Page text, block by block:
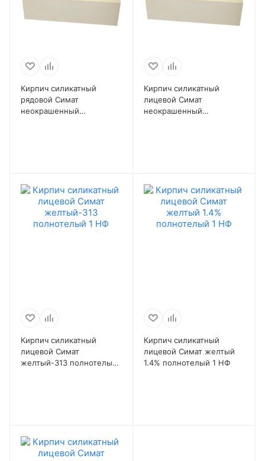
Кирпич силикатный
рядовой Симат
неокрашенный
Кирпич силикатный
лицевой Симат
неокрашенный
Кирпич силикатный
лицевой Симат
желтый-313 полнотелый
Кирпич силикатный
лицевой Симат желтый
1.4% полнотелый 1 НФ